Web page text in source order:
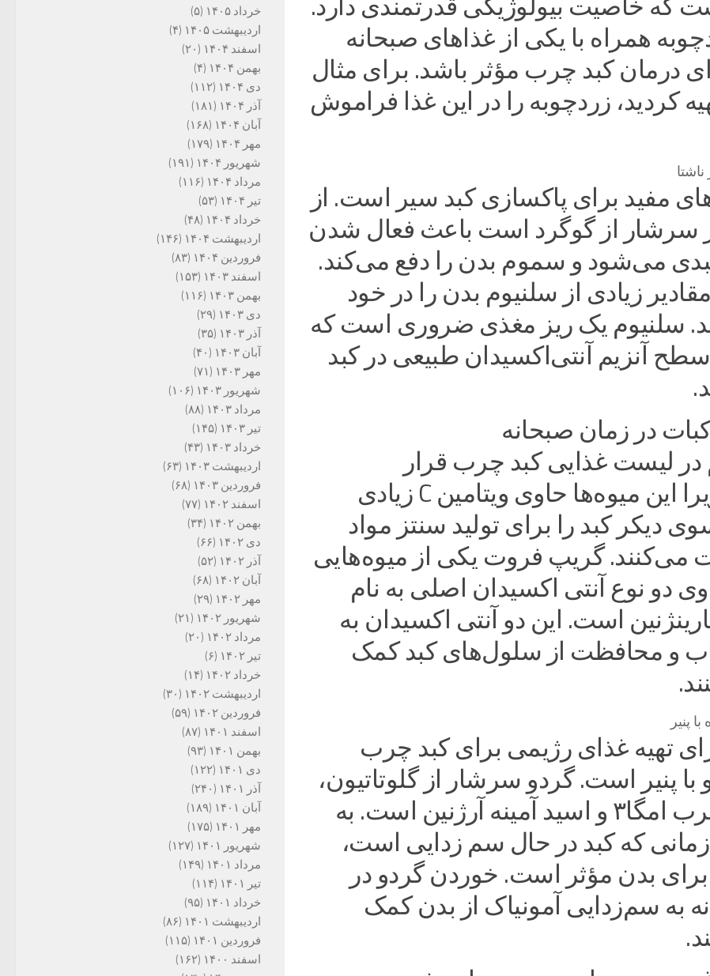
که خاصیت بیولوژیکی قدرتمندی دارد.
همراه با یکی از غذاهای صبحانه
درمان کبد چرب مؤثر باشد. برای مثال
کردید، زردچوبه را در این غذا فراموش
مفید برای پاکسازی کبد سیر است. از
سرشار از گوگرد است باعث فعال شدن
می‌شود و سموم بدن را دفع می‌کند.
زیادی از سلنیوم بدن را در خود
سلنیوم یک ریز مغذی ضروری است که
آنزیم آنتی‌اکسیدان طبیعی در کبد
در زمان صبحانه
لیست غذایی کبد چرب قرار
می‌گیرند. زیرا این میوه‌ها حاوی ویتامین C زیادی
دیکر کبد را برای تولید سنتز مواد
می‌کنند. گریپ فروت یکی از میوه‌هایی
دو نوع آنتی اکسیدان اصلی به نام
است. این دو آنتی اکسیدان به
و محافظت از سلول‌های کبد کمک
پنیر
تهیه غذای رژیمی برای کبد چرب
پنیر است. گردو سرشار از گلوتاتیون،
اسیدهای چرب امگا۳ و اسید آمینه آرژنین است. به
که کبد در حال سم زدایی است،
بدن مؤثر است. خوردن گردو در
به سم‌زدایی آمونیاک از بدن کمک
خرداد ۱۴۰۵
(۵)
اردیبهشت ۱۴۰۵
(۴)
اسفند ۱۴۰۴
(۲۰)
بهمن ۱۴۰۴
(۴)
دی ۱۴۰۴
(۱۱۲)
آذر ۱۴۰۴
(۱۸۱)
آبان ۱۴۰۴
(۱۶۸)
مهر ۱۴۰۴
(۱۷۹)
شهریور ۱۴۰۴
(۱۹۱)
مرداد ۱۴۰۴
(۱۱۶)
تیر ۱۴۰۴
(۵۳)
خرداد ۱۴۰۴
(۴۸)
اردیبهشت ۱۴۰۴
(۱۴۶)
فروردین ۱۴۰۴
(۸۳)
اسفند ۱۴۰۳
(۱۵۳)
بهمن ۱۴۰۳
(۱۱۶)
دی ۱۴۰۳
(۲۹)
آذر ۱۴۰۳
(۳۵)
آبان ۱۴۰۳
(۴۰)
مهر ۱۴۰۳
(۷۱)
شهریور ۱۴۰۳
(۱۰۶)
مرداد ۱۴۰۳
(۸۸)
تیر ۱۴۰۳
(۱۴۵)
خرداد ۱۴۰۳
(۴۳)
اردیبهشت ۱۴۰۳
(۶۳)
فروردین ۱۴۰۳
(۶۸)
اسفند ۱۴۰۲
(۷۷)
بهمن ۱۴۰۲
(۳۴)
دی ۱۴۰۲
(۶۶)
آذر ۱۴۰۲
(۵۲)
آبان ۱۴۰۲
(۶۸)
مهر ۱۴۰۲
(۲۹)
شهریور ۱۴۰۲
(۲۱)
مرداد ۱۴۰۲
(۲۰)
تیر ۱۴۰۲
(۶)
خرداد ۱۴۰۲
(۱۴)
اردیبهشت ۱۴۰۲
(۳۰)
فروردین ۱۴۰۲
(۵۹)
اسفند ۱۴۰۱
(۸۷)
بهمن ۱۴۰۱
(۹۳)
دی ۱۴۰۱
(۱۲۲)
آذر ۱۴۰۱
(۲۴۰)
آبان ۱۴۰۱
(۱۸۹)
مهر ۱۴۰۱
(۱۷۵)
شهریور ۱۴۰۱
(۱۲۷)
مرداد ۱۴۰۱
(۱۴۹)
تیر ۱۴۰۱
(۱۱۴)
خرداد ۱۴۰۱
(۹۵)
اردیبهشت ۱۴۰۱
(۸۶)
فروردین ۱۴۰۱
(۱۱۵)
اسفند ۱۴۰۰
(۱۶۲)